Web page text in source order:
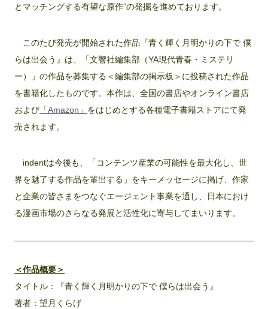
とマッチングする有望な原作”の発掘を進めております。
このたび発売が開始された作品『青く輝く月明かりの下で 僕
らは出会う』は、「文響社編集部（YA現代青春・ミステリ
ー）」の作品を募集する＜編集部の掲示板＞に投稿された作品
を書籍化したものです。本作は、全国の書店やオンライン書店
および 「Amazon」 をはじめとする各種電子書籍ストアにて発
売されます。
indentは今後も、「コンテンツ産業の可能性を最大化し、世
界を魅了する作品を輩出する」をキーメッセージに掲げ、作家
と企業の皆さまをつなぐエージェント事業を通し、日本におけ
る漫画市場のさらなる発展と活性化に寄与してまいります。
＜作品概要＞
タイトル：『青く輝く月明かりの下で 僕らは出会う』
著者：望月くらげ